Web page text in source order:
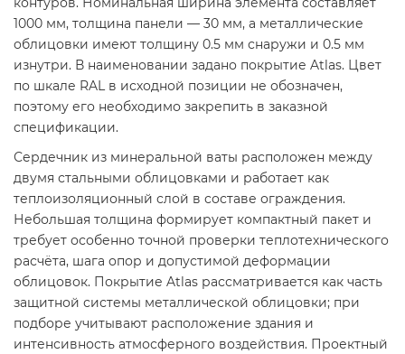
1000 мм, толщина панели — 30 мм, а металлические
облицовки имеют толщину 0.5 мм снаружи и 0.5 мм
изнутри. В наименовании задано покрытие Atlas. Цвет
по шкале RAL в исходной позиции не обозначен,
поэтому его необходимо закрепить в заказной
спецификации.
Сердечник из минеральной ваты расположен между
двумя стальными облицовками и работает как
теплоизоляционный слой в составе ограждения.
Небольшая толщина формирует компактный пакет и
требует особенно точной проверки теплотехнического
расчёта, шага опор и допустимой деформации
облицовок. Покрытие Atlas рассматривается как часть
защитной системы металлической облицовки; при
подборе учитывают расположение здания и
интенсивность атмосферного воздействия. Проектный